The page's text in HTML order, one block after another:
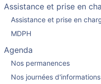
Assistance et prise en
Assistance et prise en
MDPH
Agenda
Nos permanences
Nos journées d'informations